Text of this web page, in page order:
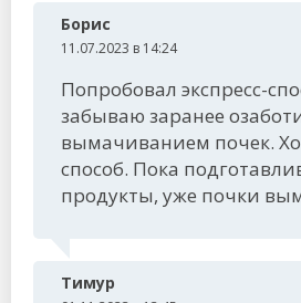
Борис
11.07.2023 в 14:24
Попробовал экспресс-
забываю заранее
вымачиванием почек.
способ. Пока
продукты, уже почки
Тимур